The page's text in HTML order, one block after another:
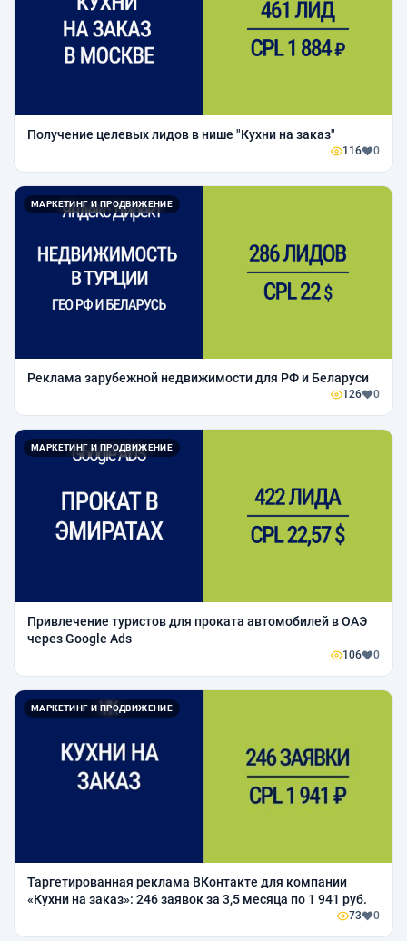
Получение целевых лидов в нише "Кухни на заказ"
116 0
МАРКЕТИНГ И ПРОДВИЖЕНИЕ
Реклама зарубежной недвижимости для РФ и Беларуси
126 0
МАРКЕТИНГ И ПРОДВИЖЕНИЕ
Привлечение туристов для проката автомобилей в ОАЭ
через Google Ads
106 0
МАРКЕТИНГ И ПРОДВИЖЕНИЕ
Таргетированная реклама ВКонтакте для компании
«Кухни на заказ»: 246 заявок за 3,5 месяца по 1 941 руб.
73 0